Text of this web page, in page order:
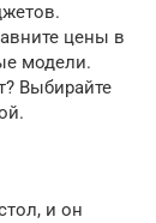
цены в
модели.
Выбирайте
и он